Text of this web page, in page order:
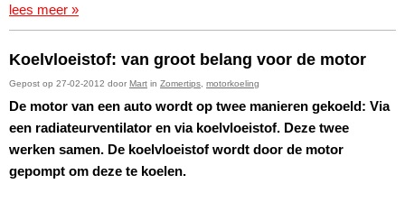
lees meer »
Koelvloeistof: van groot belang voor de motor
Gepost op 27-02-2012 door Mart in Zomertips motorkoeling
De motor van een auto wordt op twee manieren gekoeld: Via
een radiateurventilator en via koelvloeistof. Deze twee
werken samen. De koelvloeistof wordt door de motor
gepompt om deze te koelen.